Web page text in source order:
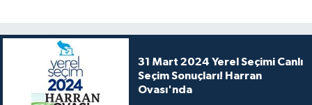
31 Mart 2024 Yerel Seçimi Canlı
Seçim Sonuçları! Harran
Ovası'nda